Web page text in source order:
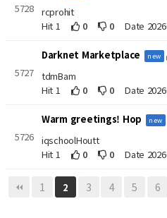
5728 rcprohit
Hit 1
0 0 Date
5727
Darknet Marketplace new
tdmBam
Hit 1
0 0 Date
5726
Warm greetings! Hop new
iqschoolHoutt
Hit 1
0 0 Date
1 2 3 4 5 6